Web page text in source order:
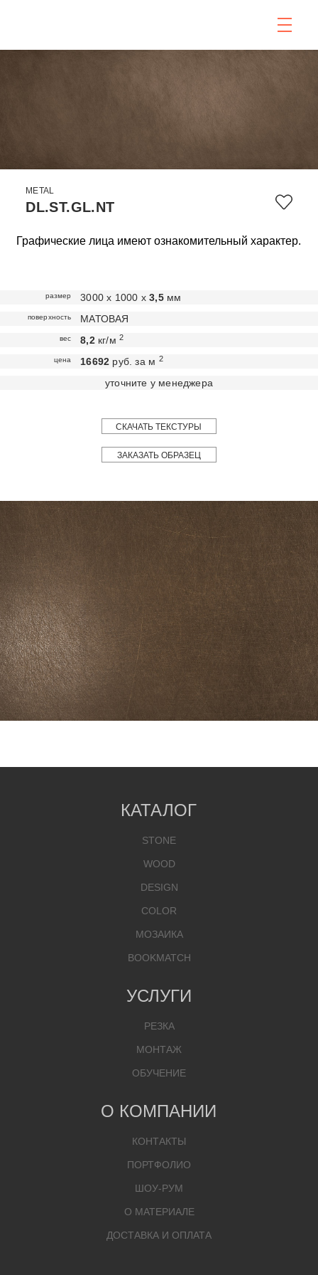
METAL
DL.ST.GL.NT
Графические лица имеют ознакомительный характер.
размер 3000 х 1000 х3,5мм
поверхность МАТОВАЯ
вес 8,2кг/м2
цена 16692 руб. за м 2
уточните у менеджера
СКАЧАТЬ ТЕКСТУРЫ
ЗАКАЗАТЬ ОБРАЗЕЦ
КАТАЛОГ
STONE
WOOD
DESIGN
COLOR
МОЗАИКА
BOOKMATCH
УСЛУГИ
РЕЗКА
МОНТАЖ
ОБУЧЕНИЕ
О КОМПАНИИ
КОНТАКТЫ
ПОРТФОЛИО
ШОУ-РУМ
О МАТЕРИАЛЕ
ДОСТАВКА И ОПЛАТА